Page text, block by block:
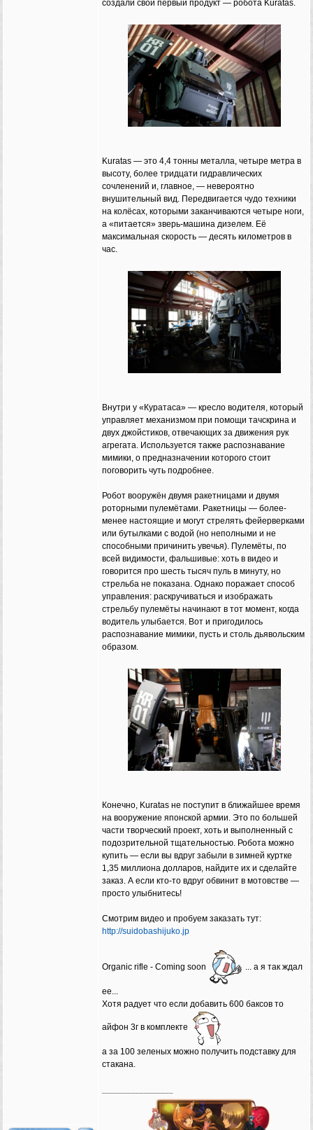
создали свой первый продукт — робота Kuratas.
Kuratas — это 4,4 тонны металла, четыре метра в
высоту, более тридцати гидравлических
сочленений и, главное, — невероятно
внушительный вид. Передвигается чудо техники
на колёсах, которыми заканчиваются четыре ноги,
а «питается» зверь-машина дизелем. Её
максимальная скорость — десять километров в
час.
Внутри у «Куратаса» — кресло водителя, который
управляет механизмом при помощи тачскрина и
двух джойстиков, отвечающих за движения рук
агрегата. Используется также распознавание
мимики, о предназначении которого стоит
поговорить чуть подробнее.
Робот вооружён двумя ракетницами и двумя
роторными пулемётами. Ракетницы — более-
менее настоящие и могут стрелять фейерверками
или бутылками с водой (но неполными и не
способными причинить увечья). Пулемёты, по
всей видимости, фальшивые: хоть в видео и
говорится про шесть тысяч пуль в минуту, но
стрельба не показана. Однако поражает способ
управления: раскручиваться и изображать
стрельбу пулемёты начинают в тот момент, когда
водитель улыбается. Вот и пригодилось
распознавание мимики, пусть и столь дьявольским
образом.
Конечно, Kuratas не поступит в ближайшее время
на вооружение японской армии. Это по большей
части творческий проект, хоть и выполненный с
подозрительной тщательностью. Робота можно
купить — если вы вдруг забыли в зимней куртке
1,35 миллиона долларов, найдите их и сделайте
заказ. А если кто-то вдруг обвинит в мотовстве —
просто улыбнитесь!
Смотрим видео и пробуем заказать тут:
http://suidobashijuko.jp
Organic rifle - Coming soon ... а я так ждал
ее...
Хотя радует что если добавить 600 баксов то
айфон 3г в комплекте
а за 100 зеленых можно получить подставку для
стакана.